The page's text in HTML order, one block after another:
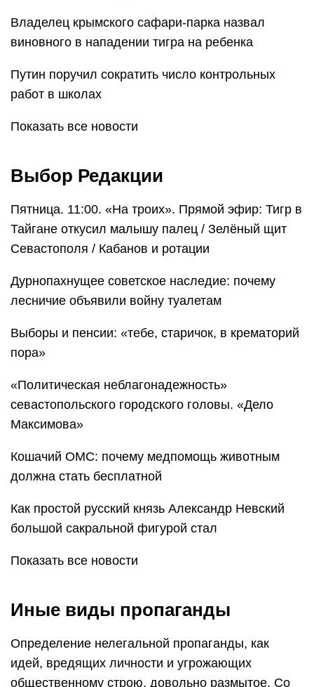
Владелец крымского сафари-парка назвал
виновного в нападении тигра на ребенка
Путин поручил сократить число контрольных
работ в школах
Показать все новости
Выбор Редакции
Пятница. 11:00. «На троих». Прямой эфир: Тигр в
Тайгане откусил малышу палец / Зелёный щит
Севастополя / Кабанов и ротации
Дурнопахнущее советское наследие: почему
лесничие объявили войну туалетам
Выборы и пенсии: «тебе, старичок, в крематорий
пора»
«Политическая неблагонадежность»
севастопольского городского головы. «Дело
Максимова»
Кошачий ОМС: почему медпомощь животным
должна стать бесплатной
Как простой русский князь Александр Невский
большой сакральной фигурой стал
Показать все новости
Иные виды пропаганды
Определение нелегальной пропаганды, как
идей, вредящих личности и угрожающих
общественному строю, довольно размытое. Со